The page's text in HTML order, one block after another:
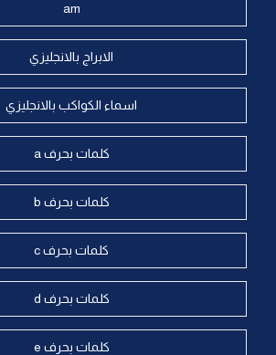
am
الابراج بالانجليزي
اسماء الكواكب بالانجليزي
كلمات بحرف a
كلمات بحرف b
كلمات بحرف c
كلمات بحرف d
كلمات بحرف e